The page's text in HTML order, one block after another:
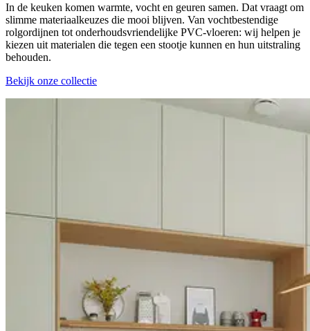
In de keuken komen warmte, vocht en geuren samen. Dat vraagt om
slimme materiaalkeuzes die mooi blijven. Van vochtbestendige
rolgordijnen tot onderhoudsvriendelijke PVC-vloeren: wij helpen je
kiezen uit materialen die tegen een stootje kunnen en hun uitstraling
behouden.
Bekijk onze collectie